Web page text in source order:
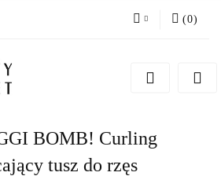
Zarejestruj się
(0)
BOMB! Curling
tusz do rzęs